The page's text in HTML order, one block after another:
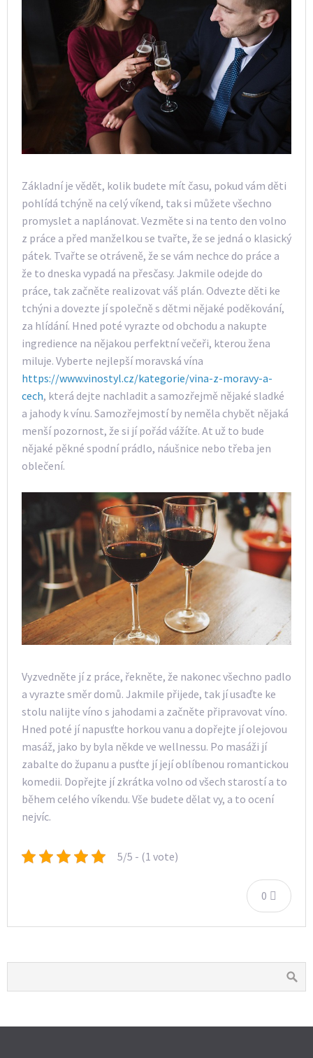
Základní je vědět, kolik budete mít času, pokud vám děti
pohlídá tchýně na celý víkend, tak si můžete všechno
promyslet a naplánovat. Vezměte si na tento den volno
z práce a před manželkou se tvařte, že se jedná o klasický
pátek. Tvařte se otráveně, že se vám nechce do práce a
že to dneska vypadá na přesčasy. Jakmile odejde do
práce, tak začněte realizovat váš plán. Odvezte děti ke
tchýni a dovezte jí společně s dětmi nějaké poděkování,
za hlídání. Hned poté vyrazte od obchodu a nakupte
ingredience na nějakou perfektní večeři, kterou žena
miluje. Vyberte nejlepší moravská vína
https://www.vinostyl.cz/kategorie/vina-z-moravy-a-
cech, která dejte nachladit a samozřejmě nějaké sladké
a jahody k vínu. Samozřejmostí by neměla chybět nějaká
menší pozornost, že si jí pořád vážíte. At už to bude
nějaké pěkné spodní prádlo, náušnice nebo třeba jen
oblečení.
Vyzvedněte jí z práce, řekněte, že nakonec všechno padlo
a vyrazte směr domů. Jakmile přijede, tak jí usaďte ke
stolu nalijte víno s jahodami a začněte připravovat víno.
Hned poté jí napusťte horkou vanu a dopřejte jí olejovou
masáž, jako by byla někde ve wellnessu. Po masáži jí
zabalte do županu a pusťte jí její oblíbenou romantickou
komedii. Dopřejte jí zkrátka volno od všech starostí a to
během celého víkendu. Vše budete dělat vy, a to ocení
nejvíc.
5/5 - (1 vote)
0